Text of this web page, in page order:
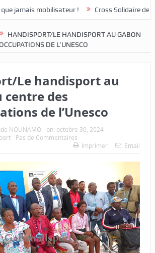
! Cross Solidaire de Lébamba/
HANDISPORT/LE HANDISPORT AU GABON
DE L’UNESCO
Le handisport au
centre des
de l’Unesco
NOUNAMO on: octobre 30, 2024
Pas de Commentaires
Imprimer
Email